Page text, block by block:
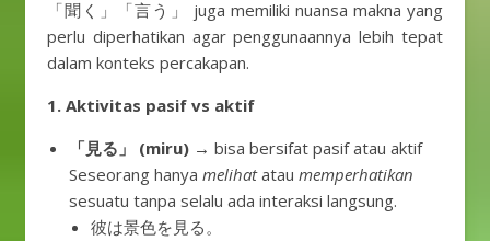
「聞く」「言う」 juga memiliki nuansa makna yang
perlu diperhatikan agar penggunaannya lebih tepat
dalam konteks percakapan.
1. Aktivitas pasif vs aktif
「見る」 (miru) → bisa bersifat pasif atau aktif
Seseorang hanya melihatatau memperhatikan
sesuatu tanpa selalu ada interaksi langsung.
彼は景色を見る。